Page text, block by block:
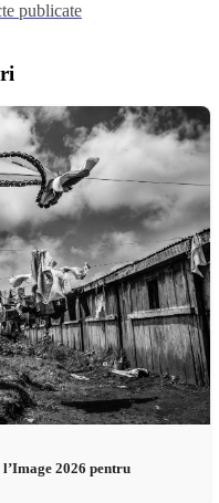
publicate
2026 pentru